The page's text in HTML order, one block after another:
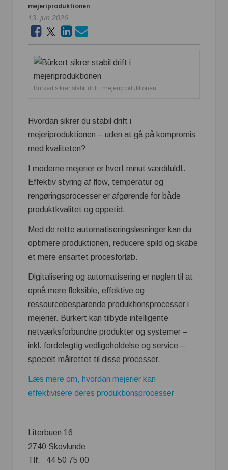
mejeriproduktionen
13. jun 2026
Bürkert sikrer stabil drift i mejeriproduktionen
Hvordan sikrer du stabil drift i
mejeriproduktionen – uden at gå på kompromis
med kvaliteten?
I moderne mejerier er hvert minut værdifuldt.
Effektiv styring af flow, temperatur og
rengøringsprocesser er afgørende for både
produktkvalitet og oppetid.
Med de rette automatiseringsløsninger kan du
optimere produktionen, reducere spild og skabe
et mere ensartet procesforløb.
Digitalisering og automatisering er nøglen til at
opnå mere fleksible, effektive og
ressourcebesparende produktionsprocesser i
mejerier. Bürkert kan tilbyde intelligente
netværksforbundne produkter og systemer –
inkl. fordelagtig vedligeholdelse og service –
specielt målrettet til disse processer.
Læs mere om, hvordan mejerier kan
effektivisere deres produktionsprocesser
Literbuen 16
2740 Skovlunde
Tlf. 44 50 75 00